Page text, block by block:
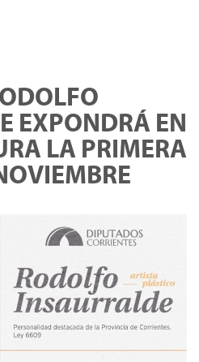
EXPONDRÁ EN
LA PRIMERA